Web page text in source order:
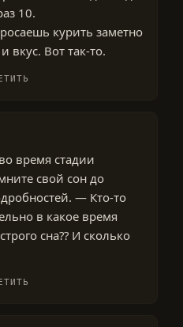
10.
курить заметно
вкус. Вот так-то.
время стадии
свой сон до
— Кто-то
в какое время
сна?? И сколько